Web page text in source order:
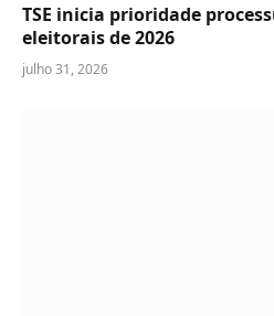
TSE inicia prioridade
eleitorais de 2026
julho 31, 2026